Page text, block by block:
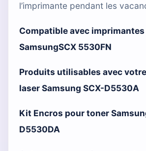
l’imprimante pendant les
Compatible avec imprimantes
SamsungSCX 5530FN
Produits utilisables avec
laser Samsung SCX-D5530A
Kit Encros pour toner
D5530DA